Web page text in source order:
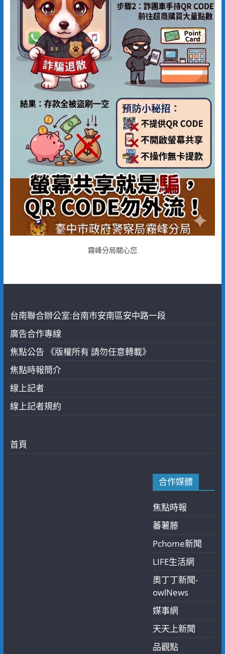
霧峰分局關心您
台南聯合辦公室:台南市安南區安中路一段
廣告合作專線
焦點公告 《版權所有 請勿任意轉載》
焦點時報簡介
線上記者
線上記者規約
首頁
合作媒體
焦點時報
蕃薯藤
Pchome新聞
LIFE生活網
奧丁丁新聞-
owlNews
媒事網
天天上新聞
品觀點